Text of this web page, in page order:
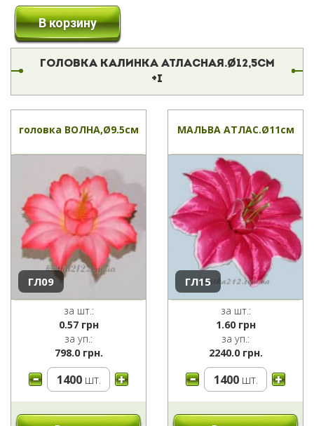
В корзину
ГОЛОВКА КАЛИНКА АТЛАСНАЯ.Ø12,5СМ
+І
головка ВОЛНА,Ø9.5см
ГЛ09
за шт.:
0.57 грн
за уп.:
798.0 грн.
1400шт.
МАЛЬВА АТЛАС.Ø11см
ГЛ15
за шт.:
1.60 грн
за уп.:
2240.0 грн.
1400шт.